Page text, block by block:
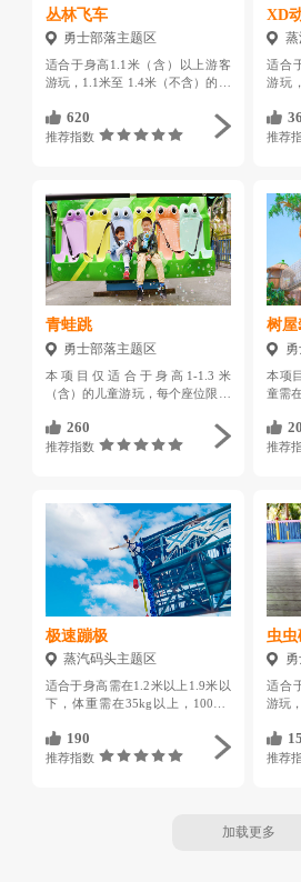
丛林飞车
勇士部落主题区
适合于身高1.1米（含）以上游客
游玩，1.1米至 1.4米（不含）的儿
多乘坐2人
620
推荐指数
XD
蒸
适合
游玩
专用
个座
推荐
青蛙跳
勇士部落主题区
本项目仅适合于身高1-1.3米
（含）的儿童游玩，每个座位限坐
260
推荐指数
树屋
本项
童需
米（
至 1.3
推荐
极速蹦极
蒸汽码头主题区
适合于身高需在1.2米以上1.9米以
下，体重需在35kg以上，100KG
病、精神病患、癫痫病患、恐高
症、酗酒、哮喘、眼睛受过外部损
190
推荐指数
虫
适合
游玩
坐2人
推荐
加载更多